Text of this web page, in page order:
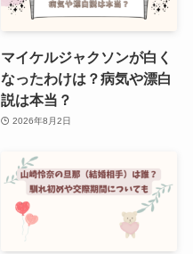
マイケルジャクソンが白く
なったわけは？病気や漂白
説は本当？
2026年8月2日